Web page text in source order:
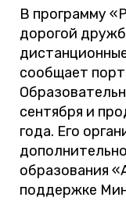
В программу
дорогой
сообщает
сентября и
года. Его
образования
поддержке